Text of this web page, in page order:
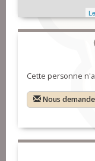
Cette personne
Nous